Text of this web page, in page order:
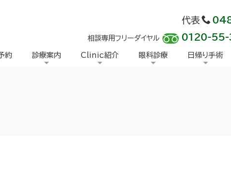
代表
相談専用フリーダイヤル 0120-
約 診療案内 Clinic紹介 眼科診療 日帰り手術